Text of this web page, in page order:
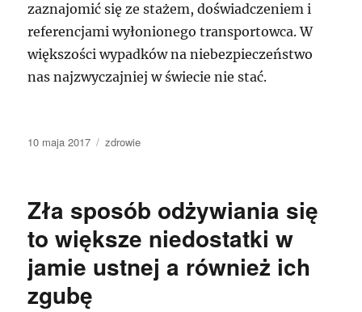
zaznajomić się ze stażem, doświadczeniem i
referencjami wyłonionego transportowca. W
większości wypadków na niebezpieczeństwo
nas najzwyczajniej w świecie nie stać.
Data
10 maja 2017 Kategorie
zdrowie
Zła sposób odżywiania się
to większe niedostatki w
jamie ustnej a również ich
zgubę